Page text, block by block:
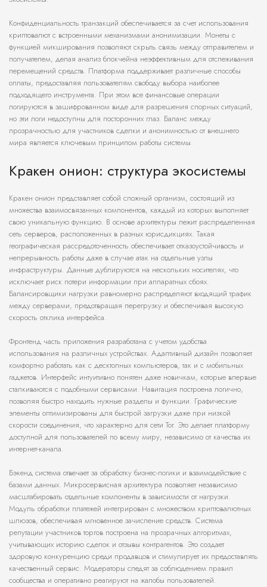
Конфиденциальность транзакций обеспечивается за счет использования
криптовалют с встроенными механизмами анонимизации. Монеты с
функцией микширования позволяют скрыть связь между отправителем и
получателем, делая анализ блокчейна неэффективным для отслеживания
перемещений средств. Платформа поддерживает различные способы
оплаты, предоставляя пользователям свободу выбора наиболее
подходящего инструмента. При этом все финансовые операции
логируются в зашифрованном виде для разрешения спорных ситуаций,
но эти логи недоступны для посторонних глаз. Баланс между
прозрачностью для участников сделки и анонимностью от внешнего
мира является ключевым принципом работы системы.
Кракен онион: структура экосистемы
Кракен онион представляет собой сложный организм, состоящий из
множества взаимосвязанных компонентов, каждый из которых выполняет
свою уникальную функцию. В основе архитектуры лежит распределенная
сеть серверов, расположенных в разных юрисдикциях. Такая
географическая рассредоточенность обеспечивает отказоустойчивость и
непрерывность работы даже в случае атак на отдельные узлы
инфраструктуры. Данные дублируются на нескольких носителях, что
исключает риск потери информации при аппаратных сбоях.
Балансировщики нагрузки равномерно распределяют входящий трафик
между серверами, предотвращая перегрузку и обеспечивая высокую
скорость отклика интерфейса.
Фронтенд часть приложения разработана с учетом удобства
использования на различных устройствах. Адаптивный дизайн позволяет
комфортно работать как с десктопных компьютеров, так и с мобильных
гаджетов. Интерфейс интуитивно понятен даже новичкам, которые впервые
сталкиваются с подобными сервисами. Навигация построена логично,
позволяя быстро находить нужные разделы и функции. Графические
элементы оптимизированы для быстрой загрузки даже при низкой
скорости соединения, что характерно для сети Tor. Это делает платформу
доступной для пользователей по всему миру, независимо от качества их
интернет-канала.
Бэкенд система отвечает за обработку бизнес-логики и взаимодействие с
базами данных. Микросервисная архитектура позволяет независимо
масштабировать отдельные компоненты в зависимости от нагрузки.
Модуль обработки платежей интегрирован с множеством криптовалютных
шлюзов, обеспечивая мгновенное зачисление средств. Система
репутации участников торгов построена на прозрачных алгоритмах,
учитывающих историю сделок и отзывы контрагентов. Это создает
здоровую конкуренцию среди продавцов и стимулирует их предоставлять
качественный сервис. Модераторы следят за соблюдением правил
сообщества и оперативно реагируют на жалобы пользователей.